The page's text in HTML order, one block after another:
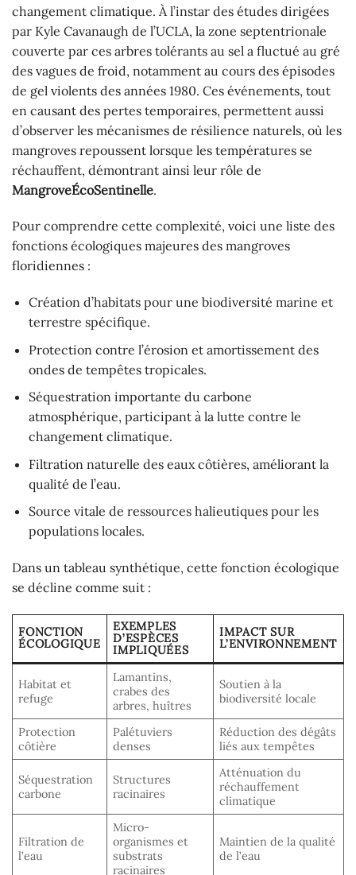
changement climatique. À l’instar des études dirigées
par Kyle Cavanaugh de l’UCLA, la zone septentrionale
couverte par ces arbres tolérants au sel a fluctué au gré
des vagues de froid, notamment au cours des épisodes
de gel violents des années 1980. Ces événements, tout
en causant des pertes temporaires, permettent aussi
d’observer les mécanismes de résilience naturels, où les
mangroves repoussent lorsque les températures se
réchauffent, démontrant ainsi leur rôle de
MangroveÉcoSentinelle.
Pour comprendre cette complexité, voici une liste des
fonctions écologiques majeures des mangroves
floridiennes :
Création d’habitats pour une biodiversité marine et
terrestre spécifique.
Protection contre l’érosion et amortissement des
ondes de tempêtes tropicales.
Séquestration importante du carbone
atmosphérique, participant à la lutte contre le
changement climatique.
Filtration naturelle des eaux côtières, améliorant la
qualité de l’eau.
Source vitale de ressources halieutiques pour les
populations locales.
Dans un tableau synthétique, cette fonction écologique
se décline comme suit :
FONCTION
ÉCOLOGIQUE
EXEMPLES
D’ESPÈCES
IMPLIQUÉES
IMPACT SUR
L’ENVIRONNEMENT
Habitat et
refuge
Lamantins,
crabes des
arbres, huîtres
Soutien à la
biodiversité locale
Protection
côtière
Palétuviers
denses
Réduction des dégâts
liés aux tempêtes
Séquestration
carbone
Structures
racinaires
Atténuation du
réchauffement
climatique
Filtration de
l’eau
Micro-
organismes et
substrats
racinaires
Maintien de la qualité
de l’eau